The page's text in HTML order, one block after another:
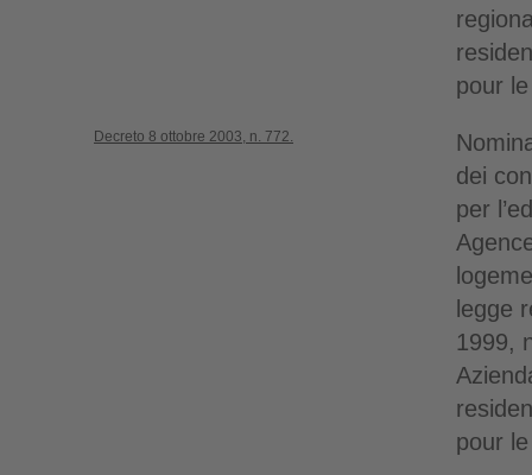
pour
Decreto 8 ottobre 2003, n. 772.
dei
per
legge
1999,
pour